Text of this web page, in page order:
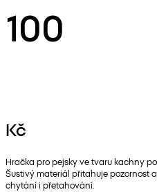
100
Kč
Hračka pro pejsky ve tvaru kachny
Šustivý materiál přitahuje pozornost
chytání i přetahování.